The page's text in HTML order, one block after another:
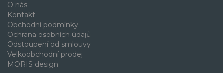
O nás
Kontakt
Obchodní podmínky
Ochrana osobních údajů
Odstoupení od smlouvy
Velkoobchodní prodej
MORIS design